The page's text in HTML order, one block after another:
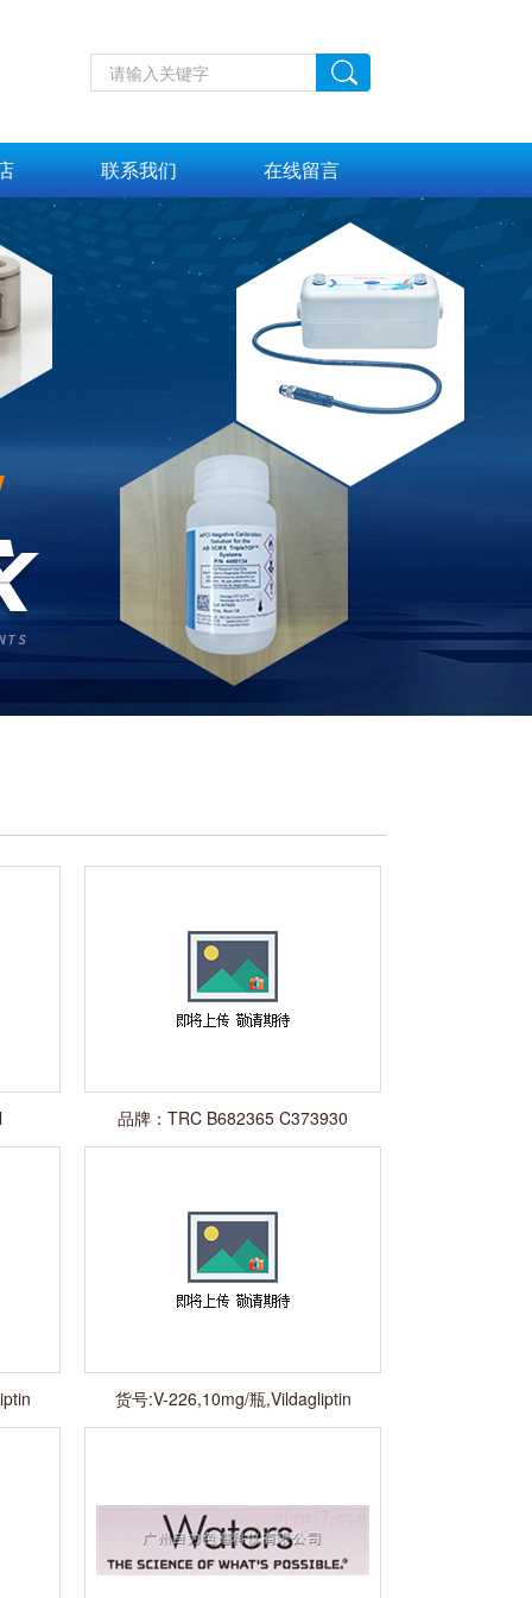
联系我们 在线留言
品牌：TRC B682365 C373930
D425210 B508500
货号:V-226,10mg/瓶,Vildagliptin
Related Compound 3